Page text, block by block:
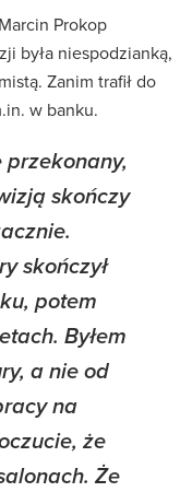
Prokop
była niespodzianką,
Zanim trafił do
w banku.
przekonany,
skończy
skończył
potem
Byłem
a nie od
na
że
Że